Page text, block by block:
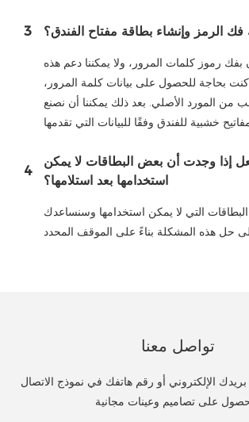
3 الرمز وإنشاء بطاقة مفتاح الفندق؟
بفك رموز كلمات المرور، ولا يمكننا دعم هذه
كنت بحاجة للحصول على بيانات كلمة المرور،
من المورد الأصلي. بعد ذلك يمكننا أن نصنع
4
إذا وجدت أن بعض البطاقات لا يمكن
استخدامها بعد استلامها؟
التي لا يمكن استخدامها وسنساعدك
تواصل معنا
الإلكتروني أو رقم هاتفك في نموذج الاتصال